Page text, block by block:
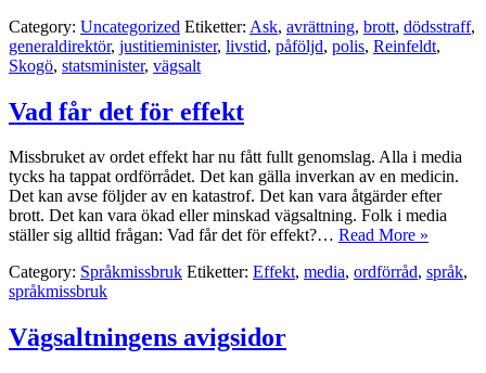
Category: Uncategorized Etiketter: Ask, avrättning, brott, dödsstraff,
generaldirektör, justitieminister, livstid, påföljd, polis, Reinfeldt,
Skogö, statsminister, vägsalt
Vad får det för effekt
Missbruket av ordet effekt har nu fått fullt genomslag. Alla i media
tycks ha tappat ordförrådet. Det kan gälla inverkan av en medicin.
Det kan avse följder av en katastrof. Det kan vara åtgärder efter
brott. Det kan vara ökad eller minskad vägsaltning. Folk i media
ställer sig alltid frågan: Vad får det för effekt?… Read More »
Category: Språkmissbruk Etiketter: Effekt, media, ordförråd, språk,
språkmissbruk
Vägsaltningens avigsidor